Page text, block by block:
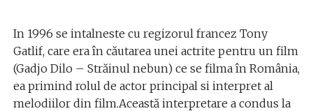
In 1996 se intalneste cu regizorul francez Tony
Gatlif, care era în căutarea unei actrite pentru un film
(Gadjo Dilo – Străinul nebun) ce se filma în România,
ea primind rolul de actor principal si interpret al
melodiilor din film.Această interpretare a condus la